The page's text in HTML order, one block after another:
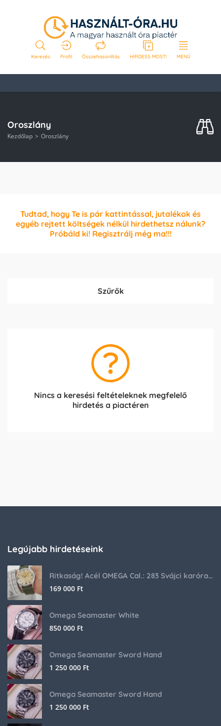
Keresés Profil Összehasonlítás HIRDESS MOST! MENÜ
Oroszlány
Kezdőlap Oroszlány
Tudtad, hogy Te is pár kattintással, jutalékok és
egyéb rejtett költségek nélkül hirdethetsz nálunk?
Próbáld ki! Regisztrálj még ma!!!
Szűrők
Nincs a keresési feltételeknek megfelelő
hirdetés a piactéren
Legújabb hirdetéseink
Ritkaság! Acél OMEGA Cal.: 283 Svájci karóra 1953-ból!
169 000 Ft
Omega Seamaster White
850 000 Ft
Omega Seamaster Sword Hand
1 250 000 Ft
Omega Seamaster Sword Hand
1 250 000 Ft